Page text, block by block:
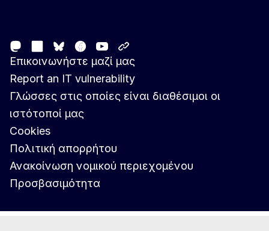
MastodonLinkedIn
Bluesky
Facebook
Youtube
Επικοινωνήστε μαζί μας
Report an IT vulnerability
Γλώσσες στις οποίες είναι διαθέσιμοι οι
ιστότοποί μας
Cookies
Πολιτική απορρήτου
Ανακοίνωση νομικού περιεχομένου
Προσβασιμότητα